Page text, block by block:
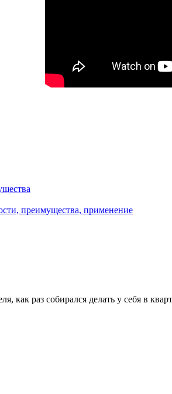
преимущества, применение
как раз собирался делать у себя в